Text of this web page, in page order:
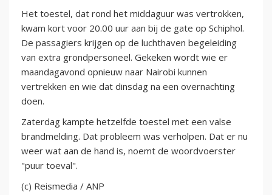
Het toestel, dat rond het middaguur was vertrokken,
kwam kort voor 20.00 uur aan bij de gate op Schiphol.
De passagiers krijgen op de luchthaven begeleiding
van extra grondpersoneel. Gekeken wordt wie er
maandagavond opnieuw naar Nairobi kunnen
vertrekken en wie dat dinsdag na een overnachting
doen.
Zaterdag kampte hetzelfde toestel met een valse
brandmelding. Dat probleem was verholpen. Dat er nu
weer wat aan de hand is, noemt de woordvoerster
"puur toeval".
(c) Reismedia / ANP